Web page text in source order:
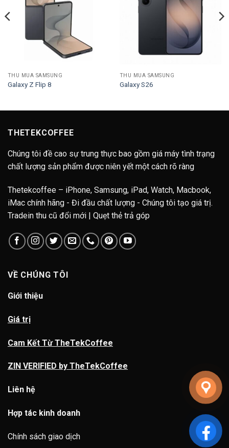
THU MUA SAMSUNG
Galaxy Z Flip 8
THU MUA SAMSUNG
Galaxy S26
THETEKCOFFEE
Chúng tôi đề cao sự trung thực bao gồm giá máy tình trạng
chất lượng sản phẩm được niên yết một cách rõ ràng
Thetekcoffee – iPhone, Samsung, iPad, Watch, Macbook,
iMac chính hãng - Đi đầu chất lượng - Chúng tôi tạo giá trị.
Tradein thu cũ đổi mới | Quẹt thẻ trả góp
VỀ CHÚNG TÔI
Giới thiệu
Giá trị
Cam Kết Từ TheTekCoffee
ZIN VERIFIED by TheTekCoffee
Liên hệ
Hợp tác kinh doanh
Chính sách giao dịch